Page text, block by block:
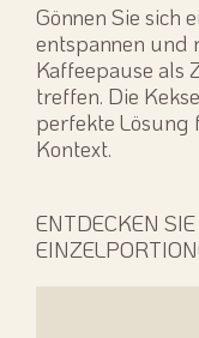
Gönnen Sie sich
entspannen und
Kaffeepause als
treffen. Die
perfekte Lösung
Kontext.
ENTDECKEN